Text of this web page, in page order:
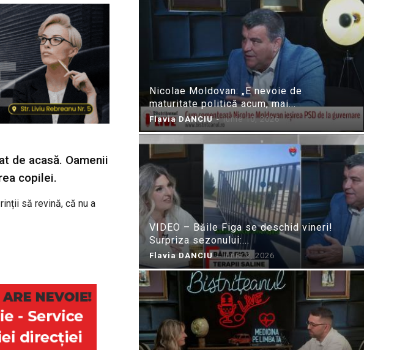
de acasă. Oamenii
copilei.
să revină, că nu a
Nicolae Moldovan: „E nevoie de
maturitate politică acum, mai...
Flavia DANCIU - iunie 10, 2026
VIDEO – Băile Figa se deschid vineri!
Surpriza sezonului:...
Flavia DANCIU - iunie 9, 2026